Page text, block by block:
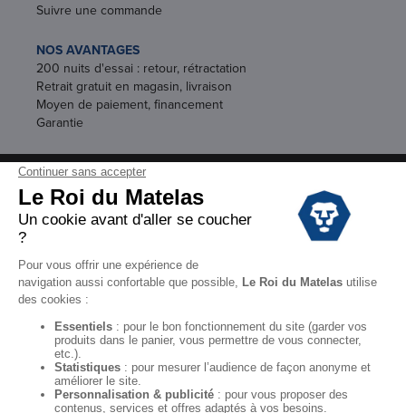
Suivre une commande
NOS AVANTAGES
200 nuits d'essai : retour, rétractation
Retrait gratuit en magasin, livraison
Moyen de paiement, financement
Garantie
Conditions des offres
Black Friday
Destockage
Conditions Générales de vente magasin
Mentions Légales
Données personnelles
Codes promo Le Roi du Matelas